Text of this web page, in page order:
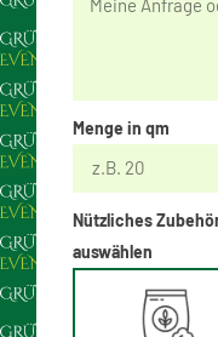
Menge in qm
Nützliches
auswählen